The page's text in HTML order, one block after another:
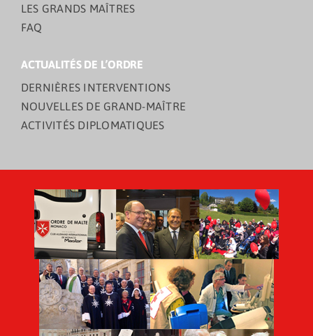
LES GRANDS MAÎTRES
FAQ
ACTUALITÉS DE L’ORDRE
DERNIÈRES INTERVENTIONS
NOUVELLES DE GRAND-MAÎTRE
ACTIVITÉS DIPLOMATIQUES